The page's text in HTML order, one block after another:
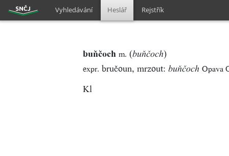
Vyhledávání Heslář Rejstřík
buňčoch m. (buňčoch)
expr. bručoun, mrzout: buňčoch Opava
Kl